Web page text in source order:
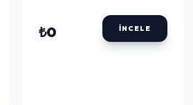
ALK4324
₺0 İNCELE